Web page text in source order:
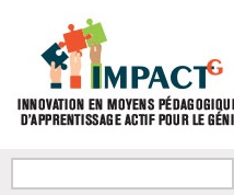
FORMULAIRE DE